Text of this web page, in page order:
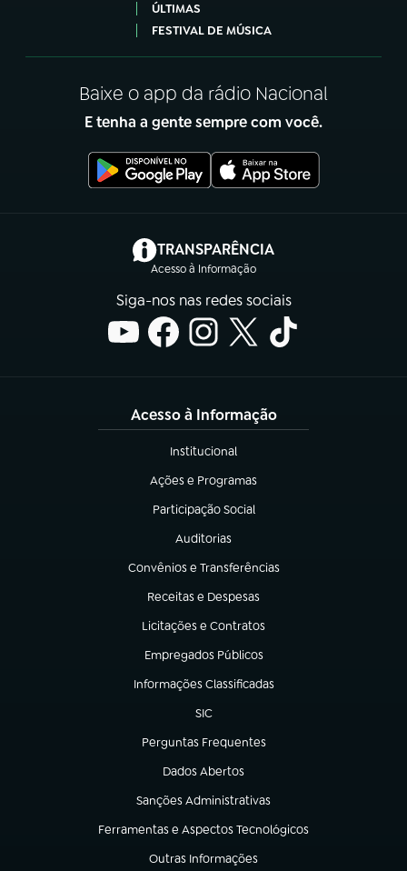
ÚLTIMAS
FESTIVAL DE MÚSICA
Baixe o app da rádio Nacional
E tenha a gente sempre com você.
TRANSPARÊNCIA
Acesso à Informação
(abre em nova aba)
Siga-nos nas redes sociais
Acesso à Informação
Institucional
(abre em nova aba)
Ações e Programas
(abre em nova aba)
Participação Social
(abre em nova aba)
Auditorias
(abre em nova aba)
Convênios e Transferências
(abre em nova aba)
Receitas e Despesas
(abre em nova aba)
Licitações e Contratos
(abre em nova aba)
Empregados Públicos
(abre em nova aba)
Informações Classificadas
(abre em nova aba)
SIC
(abre em nova aba)
Perguntas Frequentes
(abre em nova aba)
Dados Abertos
(abre em nova aba)
Sanções Administrativas
(abre em nova aba)
Ferramentas e Aspectos Tecnológicos
(abre em nova aba)
Outras Informações
(abre em nova aba)